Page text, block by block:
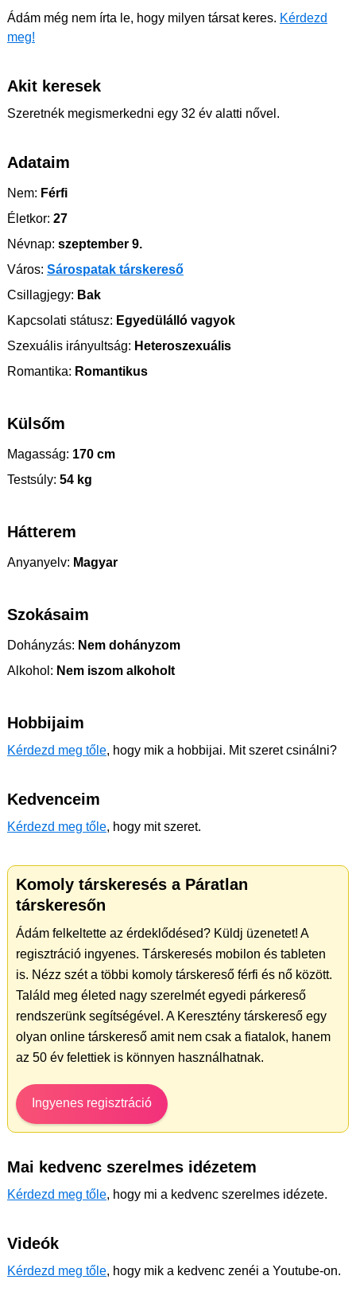
Ádám még nem írta le, hogy milyen társat keres. Kérdezd
meg!
Akit keresek
Szeretnék megismerkedni egy 32 év alatti nővel.
Adataim
Nem: Férfi
Életkor: 27
Névnap: szeptember 9.
Város: Sárospatak társkereső
Csillagjegy: Bak
Kapcsolati státusz: Egyedülálló vagyok
Szexuális irányultság: Heteroszexuális
Romantika: Romantikus
Külsőm
Magasság: 170 cm
Testsúly: 54 kg
Hátterem
Anyanyelv: Magyar
Szokásaim
Dohányzás: Nem dohányzom
Alkohol: Nem iszom alkoholt
Hobbijaim
Kérdezd meg tőle, hogy mik a hobbijai. Mit szeret csinálni?
Kedvenceim
Kérdezd meg tőle, hogy mit szeret.
Komoly társkeresés a Páratlan
társkeresőn
Ádám felkeltette az érdeklődésed? Küldj üzenetet! A
regisztráció ingyenes. Társkeresés mobilon és tableten
is. Nézz szét a többi komoly társkereső férfi és nő között.
Találd meg életed nagy szerelmét egyedi párkereső
rendszerünk segítségével. A Keresztény társkereső egy
olyan online társkereső amit nem csak a fiatalok, hanem
az 50 év felettiek is könnyen használhatnak.
Ingyenes regisztráció
Mai kedvenc szerelmes idézetem
Kérdezd meg tőle, hogy mi a kedvenc szerelmes idézete.
Videók
Kérdezd meg tőle, hogy mik a kedvenc zenéi a Youtube-on.